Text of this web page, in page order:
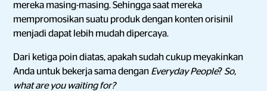
mereka masing-masing. Sehingga saat mereka
mempromosikan suatu produk dengan konten orisinil
menjadi dapat lebih mudah dipercaya.
Dari ketiga poin diatas, apakah sudah cukup meyakinkan
Anda untuk bekerja sama dengan Everyday People?So,
what are you waiting for?